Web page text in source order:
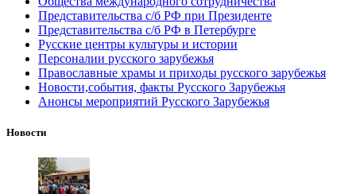
Представительства с/б РФ при Президенте
Представительства с/б РФ в Петербурге
Русские центры культуры и истории
Персоналии русского зарубежья
Православные храмы и приходы русского зарубежья
Новости,события, факты Русского Зарубежья
Анонсы мероприятий Русского Зарубежья
Новости